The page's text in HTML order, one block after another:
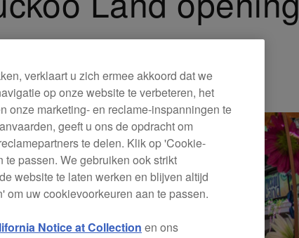
verklaart u zich ermee akkoord dat we
op onze website te verbeteren, het
onze marketing- en reclame-inspanningen te
geeft u ons de opdracht om
te delen. Klik op 'Cookie-
passen. We gebruiken ook strikt
website te laten werken en blijven altijd
uw cookievoorkeuren aan te passen.
Notice at Collection en ons